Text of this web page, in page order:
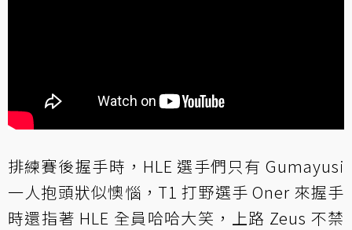
排練賽後握手時，HLE 選手們只有 Gumayusi
一人抱頭狀似懊惱，T1 打野選手 Oner 來握手
時還指著 HLE 全員哈哈大笑，上路 Zeus 不禁